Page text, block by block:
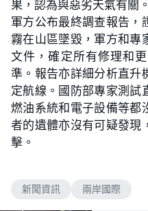
t
e
e
d
:
5
0
.
9
4
%
果，認為與惡劣天氣有關。
軍方公布最終調查報告，
霧在山區墜毀，軍方和專
文件，確定所有修理和
準。報告亦詳細分析直升
定航線。國防部專家測試
燃油系統和電子設備等都
者的遺體亦沒有可疑發現
擊。
新聞資訊 兩岸國際